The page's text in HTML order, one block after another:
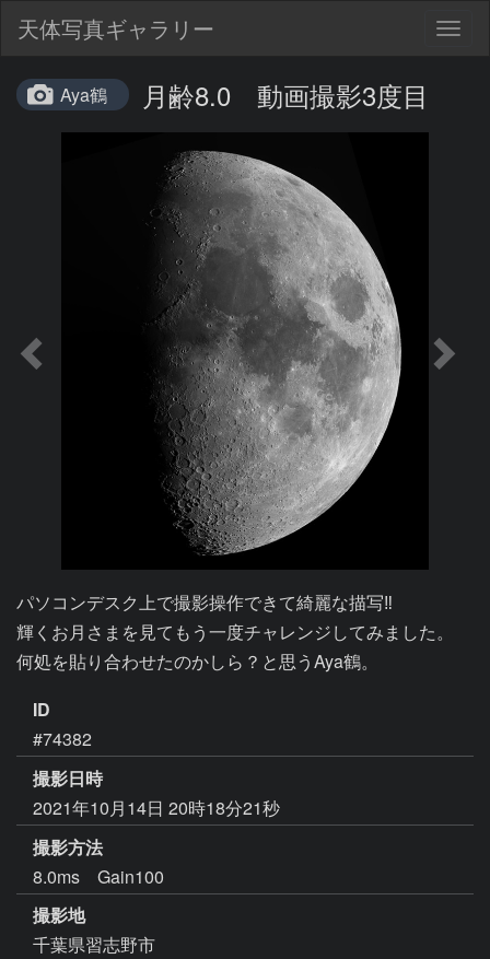
天体写真ギャラリー
Aya鶴 月齢8.0 動画撮影3度目
パソコンデスク上で撮影操作できて綺麗な描写‼
輝くお月さまを見てもう一度チャレンジしてみました。
何処を貼り合わせたのかしら？と思うAya鶴。
ID
#74382
撮影日時
2021年10月14日 20時18分21秒
撮影方法
8.0ms Gain100
撮影地
千葉県習志野市